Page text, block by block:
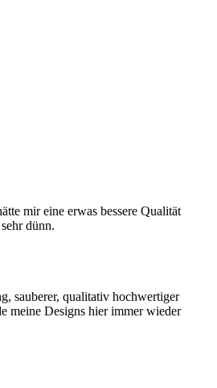
mir eine erwas bessere Qualität
dünn.
sauberer, qualitativ hochwertiger
meine Designs hier immer wieder